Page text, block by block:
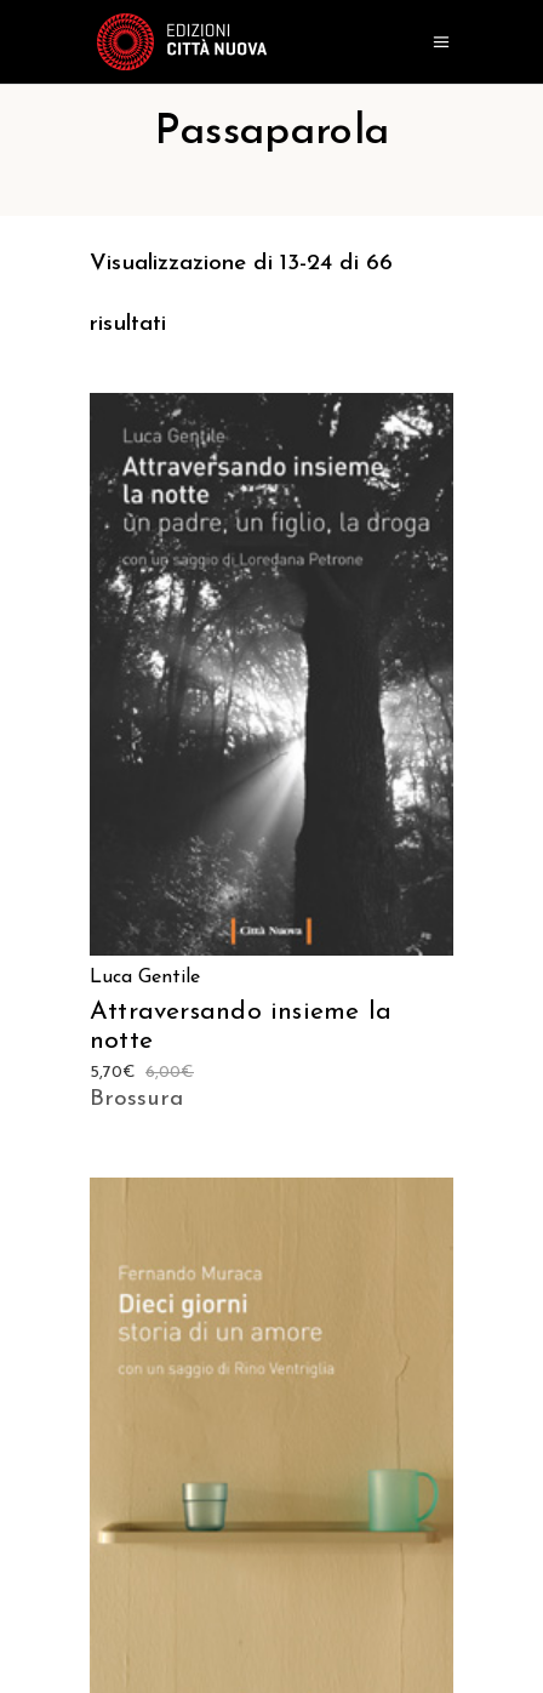
Passaparola
Visualizzazione di 13-24 di 66
risultati
AGGIUNGI AL CARRELLO
Luca Gentile
Attraversando insieme la
notte
6,00€
5,70€
Brossura